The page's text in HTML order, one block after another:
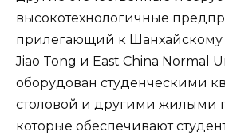
высокотехнологичные
прилегающий к Шанхайскому
Jiao Tong и East China Normal
оборудован студенческими
столовой и другими жилыми
которые обеспечивают